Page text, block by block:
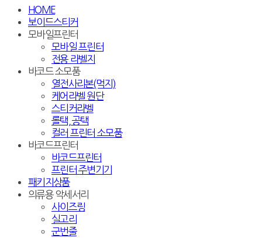
HOME
보이드스티커
모바일프린터
모바일 프린터
전용 라벨지
바코드 소모품
열전사리본(먹지)
케어라벨 원단
스티커라벨
롤택, 공택
컬러 프린터 소모품
바코드프린터
바코드프린터
프린터 주변기기
패키지상품
의류용 악세서리
사이즈링
실고리
군번줄